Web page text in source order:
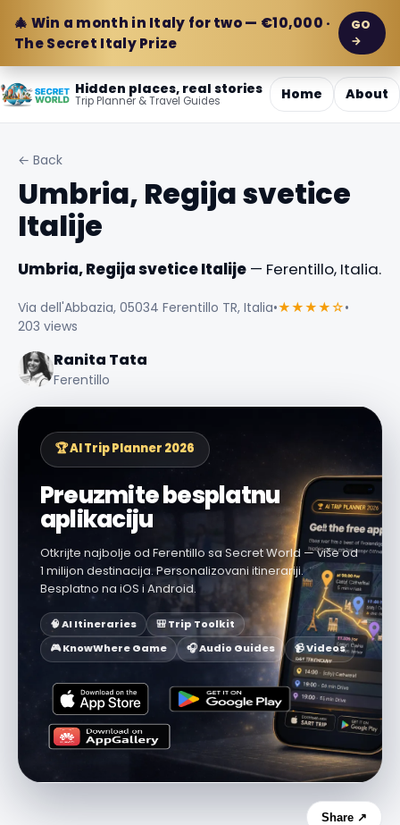
🎄 Win a month in Italy for two — €10,000 ·
The Secret Italy Prize
GO
→
Hidden places, real stories
Trip Planner & Travel Guides Home About
← Back
Umbria, Regija svetice
Italije
Umbria, Regija svetice Italije — Ferentillo, Italia.
Via dell'Abbazia, 05034 Ferentillo TR, Italia•★★★★☆•
203 views
Ranita Tata
Ferentillo
🏆 AI Trip Planner 2026
Preuzmite besplatnu
aplikaciju
Otkrijte najbolje od Ferentillo sa Secret World — više od
1 milijon destinacija. Personalizovani itinerariji.
Besplatno na iOS i Android.
🧠 AI Itineraries
🎒 Trip Toolkit
🎮 KnowWhere Game
🎧 Audio Guides 📹 Videos
Share ↗